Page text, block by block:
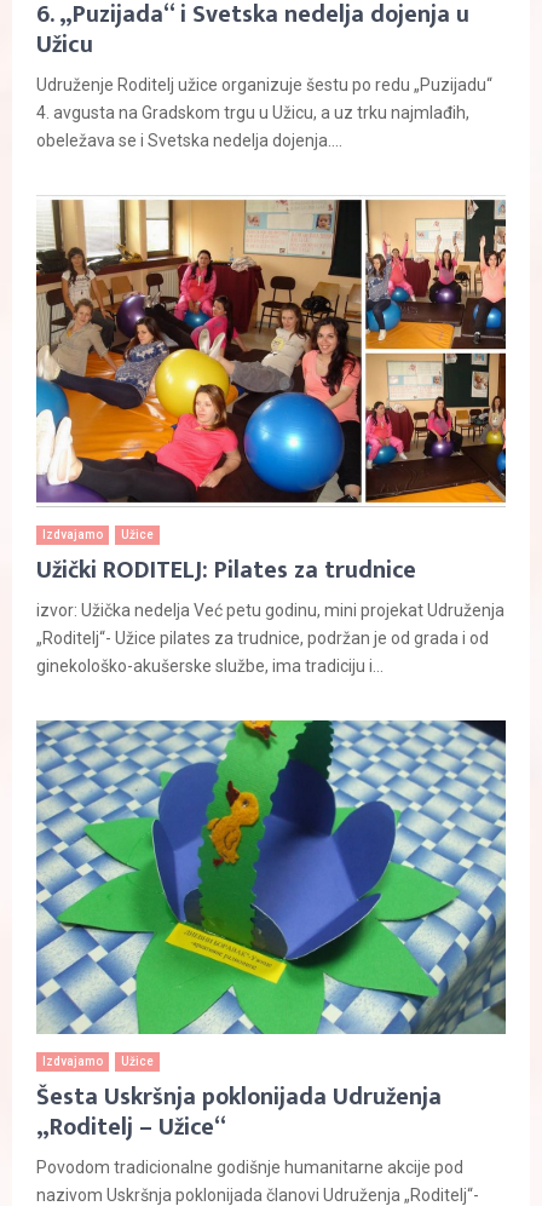
6. „Puzijada“ i Svetska nedelja dojenja u
Užicu
Udruženje Roditelj užice organizuje šestu po redu „Puzijadu“
4. avgusta na Gradskom trgu u Užicu, a uz trku najmlađih,
obeležava se i Svetska nedelja dojenja....
Izdvajamo Užice
Užički RODITELJ: Pilates za trudnice
izvor: Užička nedelja Već petu godinu, mini projekat Udruženja
„Roditelj“- Užice pilates za trudnice, podržan je od grada i od
ginekološko-akušerske službe, ima tradiciju i...
Izdvajamo Užice
Šesta Uskršnja poklonijada Udruženja
„Roditelj – Užice“
Povodom tradicionalne godišnje humanitarne akcije pod
nazivom Uskršnja poklonijada članovi Udruženja „Roditelj“-